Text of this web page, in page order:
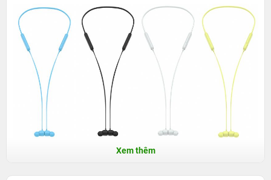
Tai nghe không dây Beats Flex - Sử dụng tiện
Xem thêm